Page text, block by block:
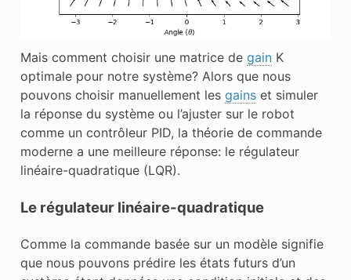
Mais comment choisir une matrice de gainK
optimale pour notre système? Alors que nous
pouvons choisir manuellement les gainset simuler
la réponse du système ou l’ajuster sur le robot
comme un contrôleur PID, la théorie de commande
moderne a une meilleure réponse: le régulateur
linéaire-quadratique (LQR).
Le régulateur linéaire-quadratique
Comme la commande basée sur un modèle signifie
que nous pouvons prédire les états futurs d’un